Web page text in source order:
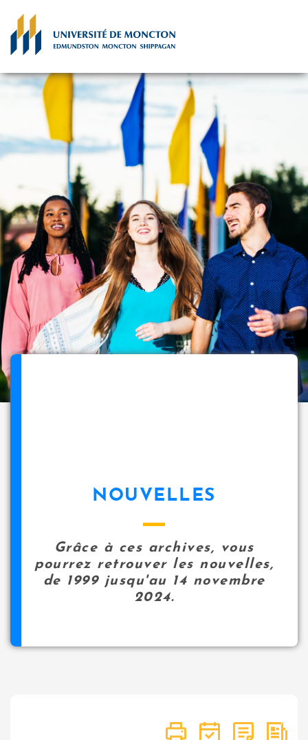
NOUVELLES
Grâce à ces archives, vous
pourrez retrouver les nouvelles,
de 1999 jusqu'au 14 novembre
2024.